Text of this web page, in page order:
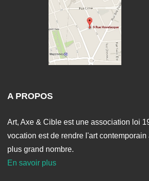
A PROPOS
Art, Axe & Cible est une association loi
vocation est de rendre l'art
plus grand nombre.
En savoir plus